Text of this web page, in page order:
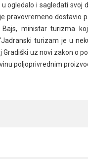
i sagledati svoj
pravovremeno dostavio
ministar turizma
turizam je u
Gradiški uz novi zakon o
poljoprivrednim